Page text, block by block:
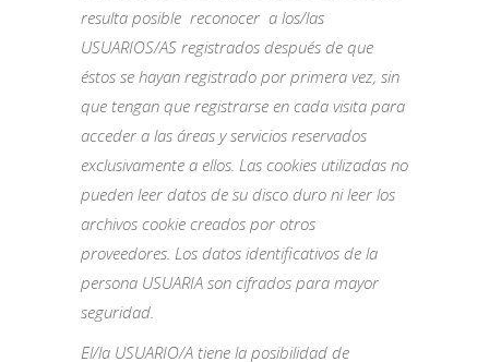
resulta posible reconocer a los/las
USUARIOS/AS registrados después de que
éstos se hayan registrado por primera vez, sin
que tengan que registrarse en cada visita para
acceder a las áreas y servicios reservados
exclusivamente a ellos. Las cookies utilizadas no
pueden leer datos de su disco duro ni leer los
archivos cookie creados por otros
proveedores. Los datos identificativos de la
persona USUARIA son cifrados para mayor
seguridad.
El/la USUARIO/A tiene la posibilidad de